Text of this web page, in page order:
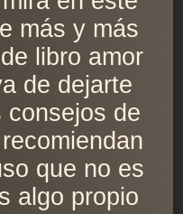
más y más
libro amor
de dejarte
consejos de
que no es
algo propio